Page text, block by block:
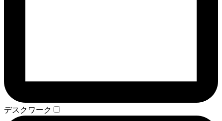
デスクワーク